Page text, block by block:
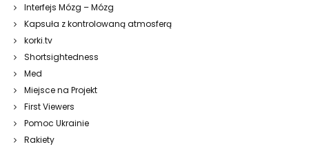
Interfejs Mózg – Mózg
Kapsuła z kontrolowaną atmosferą
korki.tv
Shortsightedness
Med
Miejsce na Projekt
First Viewers
Pomoc Ukrainie
Rakiety